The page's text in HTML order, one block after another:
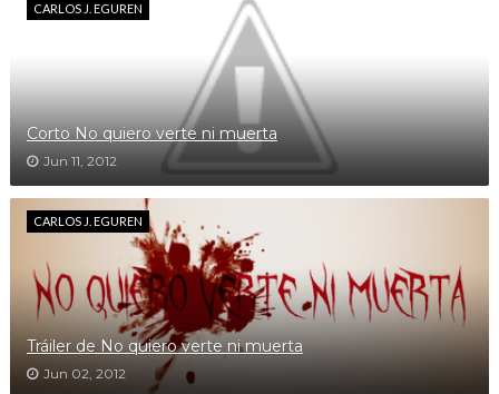
CARLOS J. EGUREN
Corto No quiero verte ni muerta
Jun 11, 2012
CARLOS J. EGUREN
Tráiler de No quiero verte ni muerta
Jun 02, 2012